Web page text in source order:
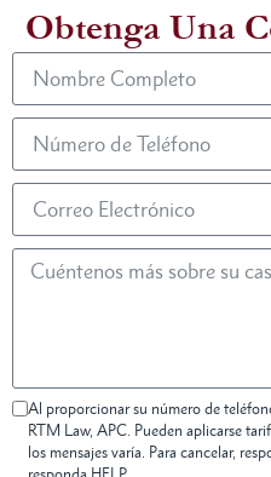
Obtenga Una
Al proporcionar su número de
RTM Law, APC. Pueden aplicarse
los mensajes varía. Para cancelar,